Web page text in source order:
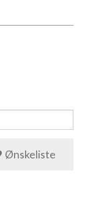
Ønskeliste